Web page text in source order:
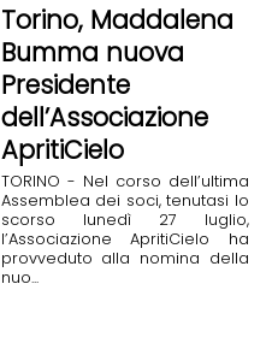
Torino, Maddalena
Bumma nuova
Presidente
dell’Associazione
ApritiCielo
TORINO - Nel corso dell’ultima
Assemblea dei soci, tenutasi lo
scorso lunedì 27 luglio,
l’Associazione ApritiCielo ha
provveduto alla nomina della
nuo...